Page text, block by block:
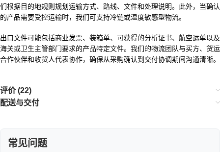
们根据目的地规则规划运输方式、路线、文件和处理说明。此外，当确认
的产品需要受控运输时，我们可支持冷链或温度敏感型物流。
出口文件可能包括商业发票、装箱单、可获得的分析证书、航空运单以及
海关或卫生主管部门要求的产品特定文件。我们的物流团队与买方、货运
合作伙伴和收货人代表协作，确保从采购确认到交付协调期间沟通清晰。
评价 (22)
配送与交付
常见问题